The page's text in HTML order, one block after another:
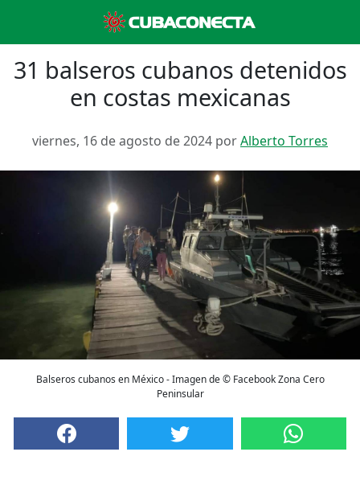
31 balseros cubanos detenidos
en costas mexicanas
viernes, 16 de agosto de 2024 porAlberto Torres
Balseros cubanos en México - Imagen de © Facebook Zona Cero
Peninsular